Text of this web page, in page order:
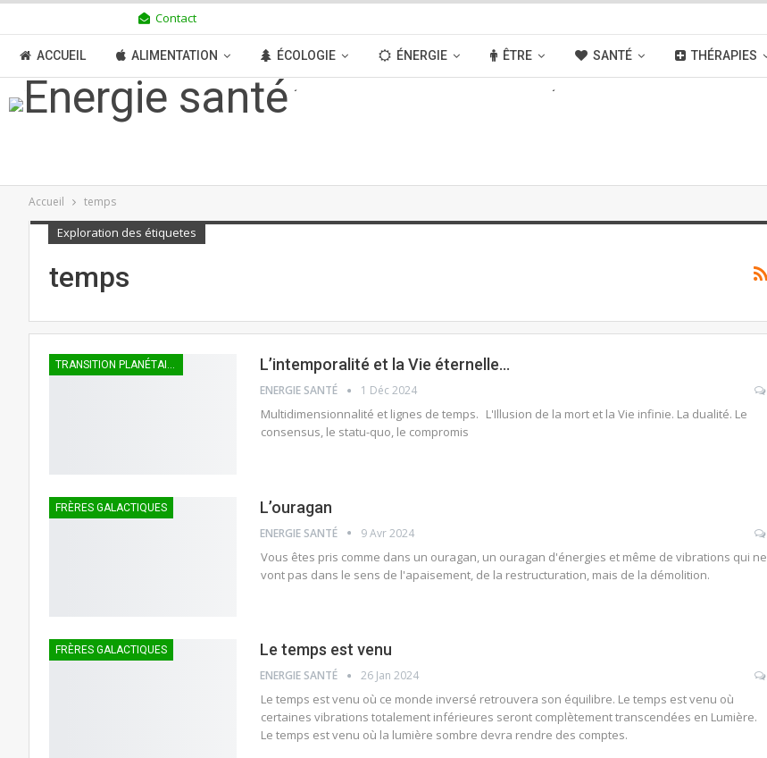
Contact
ACCUEIL ALIMENTATION ÉCOLOGIE ÉNERGIE ÊTRE SANTÉ THÉRAPIES
TRANSITION BOUTIQUE MÉDIAS
Accueil temps
Exploration des étiquetes
temps
TRANSITION PLANÉTAIRE L’intemporalité et la Vie éternelle…
ENERGIE SANTÉ 1 Déc 2024
Multidimensionnalité et lignes de temps. L'Illusion de la mort et la Vie infinie. La dualité. Le
consensus, le statu-quo, le compromis
FRÈRES GALACTIQUES L’ouragan
ENERGIE SANTÉ 9 Avr 2024
Vous êtes pris comme dans un ouragan, un ouragan d'énergies et même de vibrations qui ne
vont pas dans le sens de l'apaisement, de la restructuration, mais de la démolition.
FRÈRES GALACTIQUES Le temps est venu
ENERGIE SANTÉ 26 Jan 2024
Le temps est venu où ce monde inversé retrouvera son équilibre. Le temps est venu où
certaines vibrations totalement inférieures seront complètement transcendées en Lumière.
Le temps est venu où la lumière sombre devra rendre des comptes.